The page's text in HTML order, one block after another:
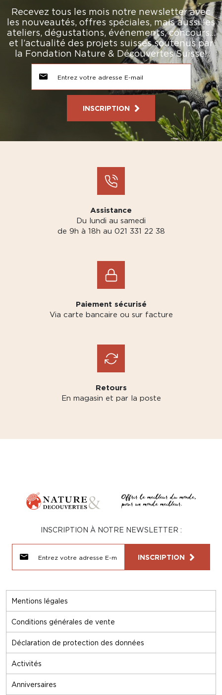
Recevez tous les mois notre newsletter avec
les nouveautés, offres spéciales, mais aussi les
ateliers, dégustations, événements, concours…
et l’actualité des projets suisses soutenus par
la Fondation Nature & Découvertes Suisse!
INSCRIPTION
Assistance
Du lundi au samedi
de 9h à 18h au 021 331 22 38
Paiement sécurisé
Via carte bancaire ou sur facture
Retours
En magasin et par la poste
Mentions légales
Conditions générales de vente
Déclaration de protection des données
Activités
Anniversaires
INSCRIPTION À NOTRE NEWSLETTER :
INSCRIPTION